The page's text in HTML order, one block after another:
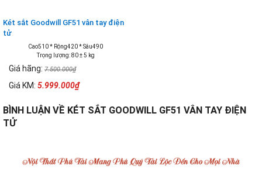
Két sắt Goodwill GF51 vân tay điện
tử
Cao510 * Rộng420 * Sâu490
Trọng lượng: 80 ± 5 kg
Giá hãng: 7.500.000₫
Giá KM: 5.999.000₫
BÌNH LUẬN VỀ KÉT SẮT GOODWILL GF51 VÂN TAY ĐIỆN
TỬ